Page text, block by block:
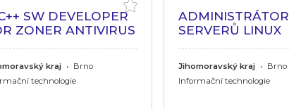
SW DEVELOPER
ZONER ANTIVIRUS
kraj • Brno
technologie
ADMINISTRÁTOR
SERVERŮ LINUX
Jihomoravský kraj • Brno
Informační technologie